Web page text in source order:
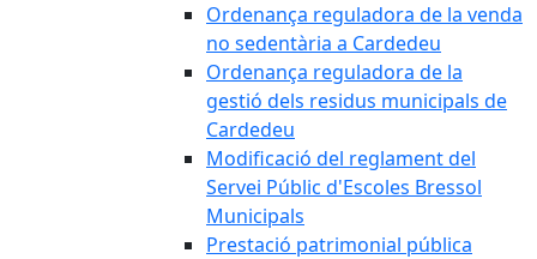
Ordenança reguladora de la venda
no sedentària a Cardedeu
Ordenança reguladora de la
gestió dels residus municipals de
Cardedeu
Modificació del reglament del
Servei Públic d'Escoles Bressol
Municipals
Prestació patrimonial pública